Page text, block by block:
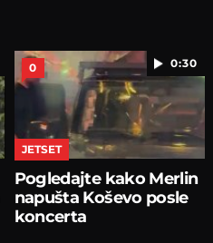
0:30
0
JETSET
Pogledajte kako Merlin
napušta Koševo posle
koncerta